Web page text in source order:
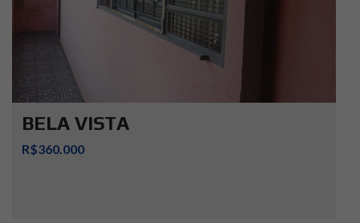
BELA VISTA
R$360.000